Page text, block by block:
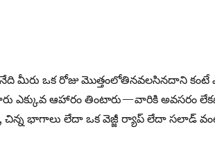
మీరు ఒక రోజు మొత్తంలోతినవలసినదాని కంటే
వారు ఎక్కువ ఆహారం తింటారు—వారికి అవసరం
చిన్న భాగాలు లేదా ఒక వెజ్జీ ర్యాప్ లేదా సలాడ్